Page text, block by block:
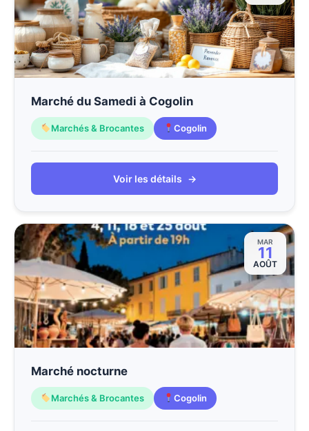
Marché du Samedi à Cogolin
Marchés & Brocantes Cogolin
Voir les détails →
MAR
11
AOÛT
Marché nocturne
Marchés & Brocantes Cogolin